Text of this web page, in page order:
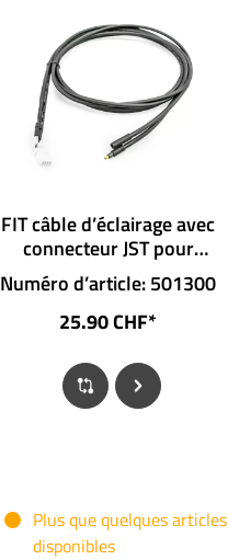
FIT câble d’éclairage avec
connecteur JST pour
projecteur avec fiche et
branchement phare
longue portée
Numéro d’article: 501300
25.90 CHF*
Plus que quelques articles
disponibles